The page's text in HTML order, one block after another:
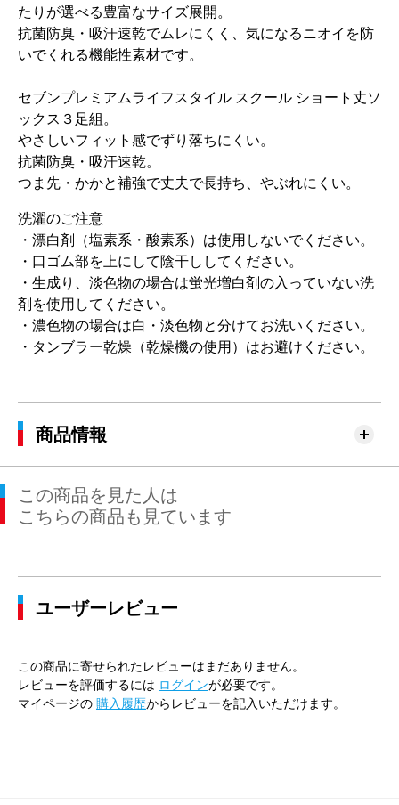
たりが選べる豊富なサイズ展開。
抗菌防臭・吸汗速乾でムレにくく、気になるニオイを防
いでくれる機能性素材です。
セブンプレミアムライフスタイル スクール ショート丈ソ
ックス３足組。
やさしいフィット感でずり落ちにくい。
抗菌防臭・吸汗速乾。
つま先・かかと補強で丈夫で長持ち、やぶれにくい。
洗濯のご注意
・漂白剤（塩素系・酸素系）は使用しないでください。
・口ゴム部を上にして陰干ししてください。
・生成り、淡色物の場合は蛍光増白剤の入っていない洗
剤を使用してください。
・濃色物の場合は白・淡色物と分けてお洗いください。
・タンブラー乾燥（乾燥機の使用）はお避けください。
商品情報
この商品を見た人は
こちらの商品も見ています
ユーザーレビュー
この商品に寄せられたレビューはまだありません。
レビューを評価するには ログインが必要です。
マイページの 購入履歴からレビューを記入いただけます。